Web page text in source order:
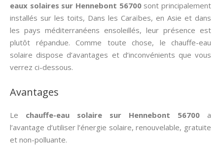
eaux solaires sur Hennebont 56700sont principalement
installés sur les toits, Dans les Caraïbes, en Asie et dans
les pays méditerranéens ensoleillés, leur présence est
plutôt répandue. Comme toute chose, le chauffe-eau
solaire dispose d’avantages et d’inconvénients que vous
verrez ci-dessous.
Avantages
Le chauffe-eau solaire sur Hennebont 56700 a
l’avantage d’utiliser l’énergie solaire, renouvelable, gratuite
et non-polluante.